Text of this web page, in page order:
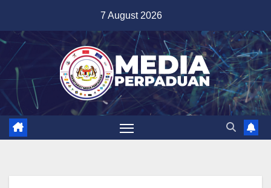
content
7 August 2026